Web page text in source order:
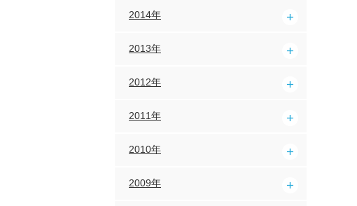
2014年
2013年
2012年
2011年
2010年
2009年